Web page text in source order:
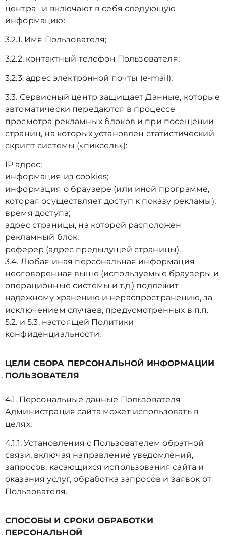
центра и включают в себя следующую
информацию:
3.2.1. Имя Пользователя;
3.2.2. контактный телефон Пользователя;
3.2.3. адрес электронной почты (e-mail);
3.3. Сервисный центр защищает Данные, которые
автоматически передаются в процессе
просмотра рекламных блоков и при посещении
страниц, на которых установлен статистический
скрипт системы («пиксель»):
IP адрес;
информация из cookies;
информация о браузере (или иной программе,
которая осуществляет доступ к показу рекламы);
время доступа;
адрес страницы, на которой расположен
рекламный блок;
реферер (адрес предыдущей страницы).
3.4. Любая иная персональная информация
неоговоренная выше (используемые браузеры и
операционные системы и т.д.) подлежит
надежному хранению и нераспространению, за
исключением случаев, предусмотренных в п.п.
5.2. и 5.3. настоящей Политики
конфиденциальности.
ЦЕЛИ СБОРА ПЕРСОНАЛЬНОЙ ИНФОРМАЦИИ
ПОЛЬЗОВАТЕЛЯ
4.1. Персональные данные Пользователя
Администрация сайта может использовать в
целях:
4.1.1. Установления с Пользователем обратной
связи, включая направление уведомлений,
запросов, касающихся использования сайта и
оказания услуг, обработка запросов и заявок от
Пользователя.
СПОСОБЫ И СРОКИ ОБРАБОТКИ
ПЕРСОНАЛЬНОЙ